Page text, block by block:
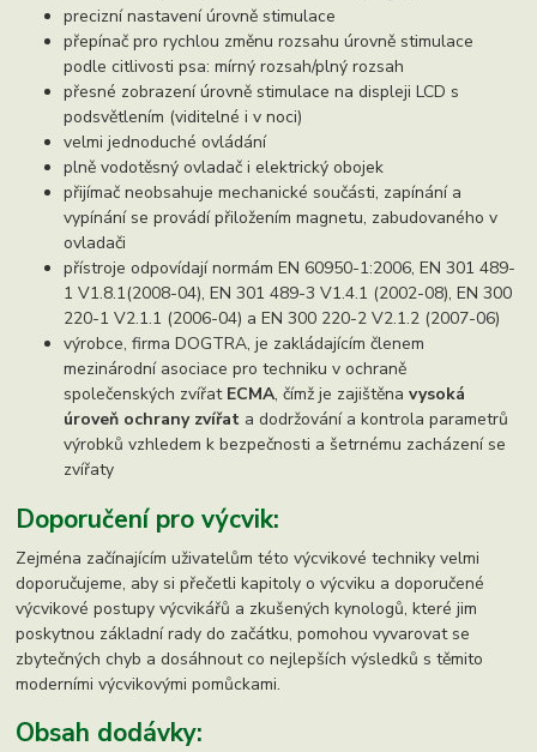
precizní nastavení úrovně stimulace
přepínač pro rychlou změnu rozsahu úrovně stimulace
podle citlivosti psa: mírný rozsah/plný rozsah
přesné zobrazení úrovně stimulace na displeji LCD s
podsvětlením (viditelné i v noci)
velmi jednoduché ovládání
plně vodotěsný ovladač i elektrický obojek
přijímač neobsahuje mechanické součásti, zapínání a
vypínání se provádí přiložením magnetu, zabudovaného v
ovladači
přístroje odpovídají normám EN 60950-1:2006, EN 301 489-
1 V1.8.1(2008-04), EN 301 489-3 V1.4.1 (2002-08), EN 300
220-1 V2.1.1 (2006-04) a EN 300 220-2 V2.1.2 (2007-06)
výrobce, firma DOGTRA, je zakládajícím členem
mezinárodní asociace pro techniku v ochraně
společenských zvířat ECMA, čímž je zajištěnavysoká
úroveň ochrany zvířat a dodržování a kontrola parametrů
výrobků vzhledem k bezpečnosti a šetrnému zacházení se
zvířaty
Doporučení pro výcvik:
Zejména začínajícím uživatelům této výcvikové techniky velmi
doporučujeme, aby si přečetli kapitoly o výcviku a doporučené
výcvikové postupy výcvikářů a zkušených kynologů, které jim
poskytnou základní rady do začátku, pomohou vyvarovat se
zbytečných chyb a dosáhnout co nejlepších výsledků s těmito
moderními výcvikovými pomůckami.
Obsah dodávky: